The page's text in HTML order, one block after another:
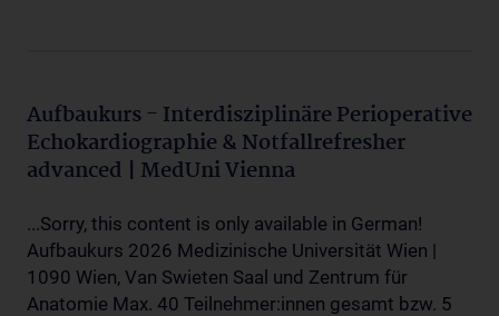
Aufbaukurs - Interdisziplinäre Perioperative
Echokardiographie & Notfallrefresher
advanced | MedUni Vienna
...Sorry, this content is only available in German!
Aufbaukurs 2026 Medizinische Universität Wien |
1090 Wien, Van Swieten Saal und Zentrum für
Anatomie Max. 40 Teilnehmer:innen gesamt bzw. 5